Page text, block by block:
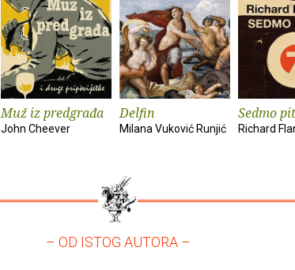
Muž iz predgrađa
John Cheever
Delfin
Milana Vuković Runjić
Sedmo
Richard
– OD ISTOG AUTORA –